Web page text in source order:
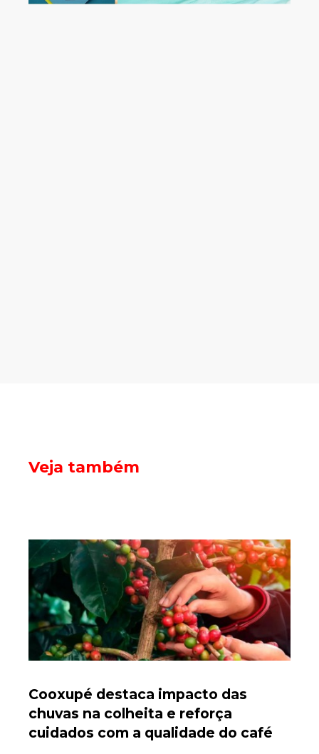
Veja também
Cooxupé destaca impacto das
chuvas na colheita e reforça
cuidados com a qualidade do café